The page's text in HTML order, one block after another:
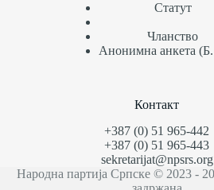
Статут
Чланство
Анонимна анкета
Контакт
+387 (0) 51 965-442
+387 (0) 51 965-443
sekretarijat@npsrs.org
Народна партија Српске © 2023 -